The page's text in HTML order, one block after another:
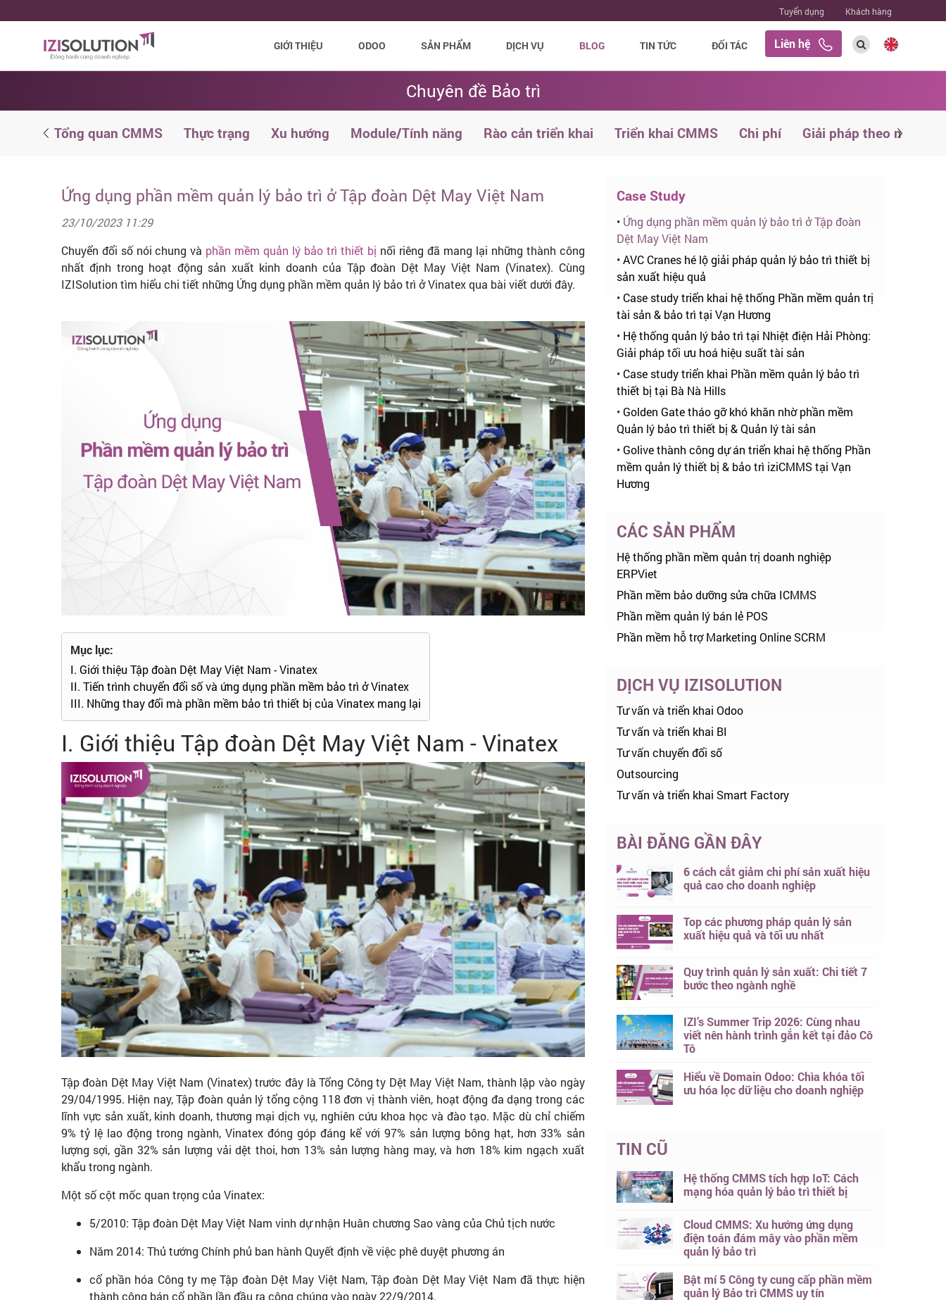
Tuyển dụng Khách hàng
GIỚI THIỆU ODOO SẢN PHẨM DỊCH VỤ BLOG TIN TỨC ĐỐI TÁC Liên hệ
Chuyên đề Bảo trì
Tổng quan CMMS Thực trạng Xu hướng Module/Tính năng Rào cản triển khai Triển khai CMMS Chi phí Giải pháp theo ngành
Ứng dụng phần mềm quản lý bảo trì ở Tập đoàn Dệt May Việt Nam
23/10/2023 11:29
Chuyển đổi số nói chung và phần mềm quản lý bảo trì thiết bị nối riêng đã mang lại những thành công
nhất định trong hoạt động sản xuất kinh doanh của Tập đoàn Dệt May Việt Nam (Vinatex). Cùng
IZISolution tìm hiểu chi tiết những Ứng dụng phần mềm quản lý bảo trì ở Vinatex qua bài viết dưới đây.
Mục lục:
I. Giới thiệu Tập đoàn Dệt May Việt Nam - Vinatex
II. Tiến trình chuyển đổi số và ứng dụng phần mềm bảo trì ở Vinatex
III. Những thay đổi mà phần mềm bảo trì thiết bị của Vinatex mang lại
I. Giới thiệu Tập đoàn Dệt May Việt Nam - Vinatex
Tập đoàn Dệt May Việt Nam (Vinatex) trước đây là Tổng Công ty Dệt May Việt Nam, thành lập vào ngày
29/04/1995. Hiện nay, Tập đoàn quản lý tổng cộng 118 đơn vị thành viên, hoạt động đa dạng trong các
lĩnh vực sản xuất, kinh doanh, thương mại dịch vụ, nghiên cứu khoa học và đào tạo. Mặc dù chỉ chiếm
9% tỷ lệ lao động trong ngành, Vinatex đóng góp đáng kể với 97% sản lượng bông hạt, hơn 33% sản
lượng sợi, gần 32% sản lượng vải dệt thoi, hơn 13% sản lượng hàng may, và hơn 18% kim ngạch xuất
khẩu trong ngành.
Một số cột mốc quan trọng của Vinatex:
5/2010: Tập đoàn Dệt May Việt Nam vinh dự nhận Huân chương Sao vàng của Chủ tịch nước
Năm 2014: Thủ tướng Chính phủ ban hành Quyết định về việc phê duyệt phương án
cổ phần hóa Công ty mẹ Tập đoàn Dệt May Việt Nam, Tập đoàn Dệt May Việt Nam đã thực hiện
thành công bán cổ phần lần đầu ra công chúng vào ngày 22/9/2014.
Case Study
• Ứng dụng phần mềm quản lý bảo trì ở Tập đoàn
Dệt May Việt Nam
•AVC Cranes hé lộ giải pháp quản lý bảo trì thiết bị
sản xuất hiệu quả
• Case study triển khai hệ thống Phần mềm quản trị
tài sản & bảo trì tại Vạn Hương
• Hệ thống quản lý bảo trì tại Nhiệt điện Hải Phòng:
Giải pháp tối ưu hoá hiệu suất tài sản
• Case study triển khai Phần mềm quản lý bảo trì
thiết bị tại Bà Nà Hills
• Golden Gate tháo gỡ khó khăn nhờ phần mềm
Quản lý bảo trì thiết bị & Quản lý tài sản
• Golive thành công dự án triển khai hệ thống Phần
mềm quản lý thiết bị & bảo trì iziCMMS tại Vạn
Hương
CÁC SẢN PHẨM
Hệ thống phần mềm quản trị doanh nghiệp
ERPViet
Phần mềm bảo dưỡng sửa chữa ICMMS
Phần mềm quản lý bán lẻ POS
Phần mềm hỗ trợ Marketing Online SCRM
DỊCH VỤ IZISOLUTION
Tư vấn và triển khai Odoo
Tư vấn và triển khai BI
Tư vấn chuyển đổi số
Outsourcing
Tư vấn và triển khai Smart Factory
BÀI ĐĂNG GẦN ĐÂY
6 cách cắt giảm chi phí sản xuất hiệu
quả cao cho doanh nghiệp
Top các phương pháp quản lý sản
xuất hiệu quả và tối ưu nhất
Quy trình quản lý sản xuất: Chi tiết 7
bước theo ngành nghề
IZI’s Summer Trip 2026: Cùng nhau
viết nên hành trình gắn kết tại đảo Cô
Tô
Hiểu về Domain Odoo: Chìa khóa tối
ưu hóa lọc dữ liệu cho doanh nghiệp
TIN CŨ
Hệ thống CMMS tích hợp IoT: Cách
mạng hóa quản lý bảo trì thiết bị
Cloud CMMS: Xu hướng ứng dụng
điện toán đám mây vào phần mềm
quản lý bảo trì
Bật mí 5 Công ty cung cấp phần mềm
quản lý Bảo trì CMMS uy tín